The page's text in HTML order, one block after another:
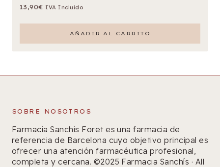
13,90€ IVA Incluido
AÑADIR AL CARRITO
SOBRE NOSOTROS
Farmacia Sanchis Foret es una farmacia de
referencia de Barcelona cuyo objetivo principal es
ofrecer una atención farmacéutica profesional,
completa y cercana. ©2025 Farmacia Sanchís · All